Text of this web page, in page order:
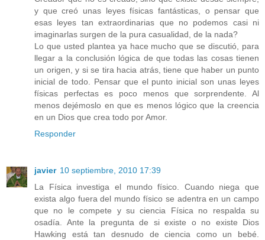
y que creó unas leyes físicas fantásticas, o pensar que
esas leyes tan extraordinarias que no podemos casi ni
imaginarlas surgen de la pura casualidad, de la nada?
Lo que usted plantea ya hace mucho que se discutió, para
llegar a la conclusión lógica de que todas las cosas tienen
un origen, y si se tira hacia atrás, tiene que haber un punto
inicial de todo. Pensar que el punto inicial son unas leyes
físicas perfectas es poco menos que sorprendente. Al
menos dejémoslo en que es menos lógico que la creencia
en un Dios que crea todo por Amor.
Responder
javier 10 septiembre, 2010 17:39
La Física investiga el mundo físico. Cuando niega que
exista algo fuera del mundo físico se adentra en un campo
que no le compete y su ciencia Física no respalda su
osadía. Ante la pregunta de si existe o no existe Dios
Hawking está tan desnudo de ciencia como un bebé.